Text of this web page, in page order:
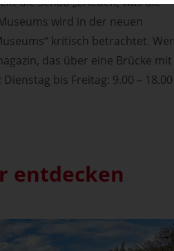
wird in der neuen
kritisch betrachtet. Wer
das über eine Brücke mit
bis Freitag: 9.00 – 18.00
entdecken